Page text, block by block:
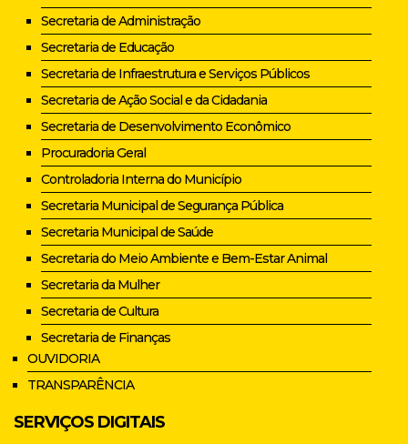
Secretaria de Administração
Secretaria de Educação
Secretaria de Infraestrutura e Serviços Públicos
Secretaria de Ação Social e da Cidadania
Secretaria de Desenvolvimento Econômico
Procuradoria Geral
Controladoria Interna do Município
Secretaria Municipal de Segurança Pública
Secretaria Municipal de Saúde
Secretaria do Meio Ambiente e Bem-Estar Animal
Secretaria da Mulher
Secretaria de Cultura
Secretaria de Finanças
OUVIDORIA
TRANSPARÊNCIA
SERVIÇOS DIGITAIS